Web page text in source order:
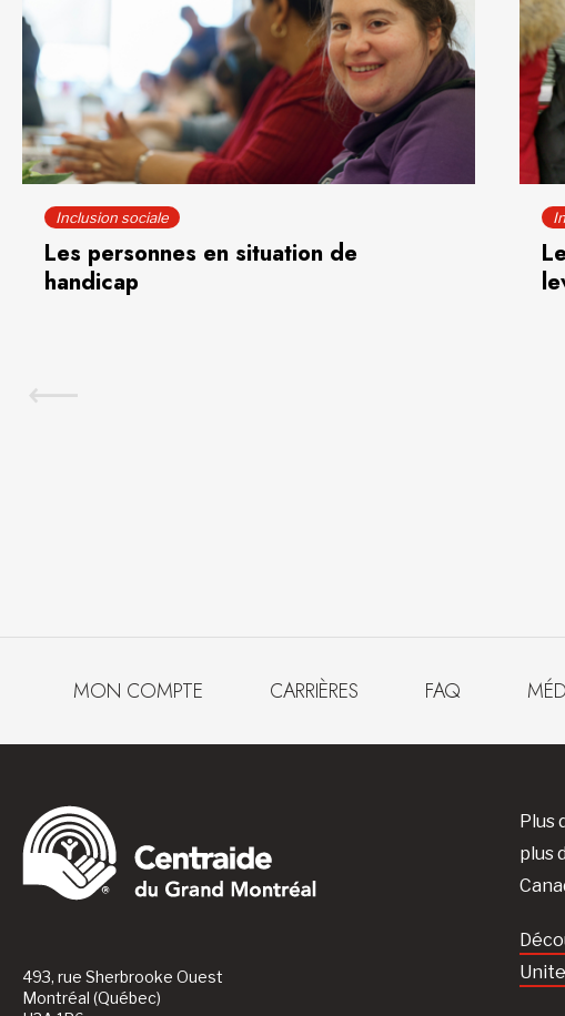
Inclusion sociale
Les personnes en situation de
handicap
MON COMPTE CARRIÈRES FAQ
493, rue Sherbrooke Ouest
Montréal (Québec)
Plus
plus